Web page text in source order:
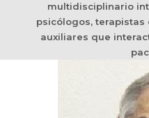
multidisciplinario
psicólogos, terapistas
auxiliares que